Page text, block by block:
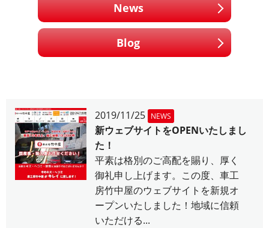
News
Blog
2019/11/25 NEWS
新ウェブサイトをOPENいたしまし
た！
平素は格別のご高配を賜り、厚く
御礼申し上げます。この度、車工
房竹中屋のウェブサイトを新規オ
ープンいたしました！地域に信頼
いただける...